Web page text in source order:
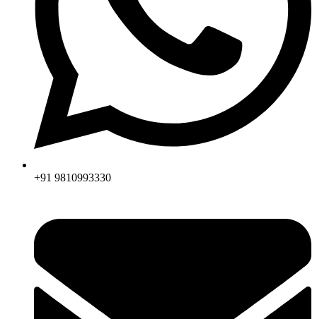
+91 9810993330